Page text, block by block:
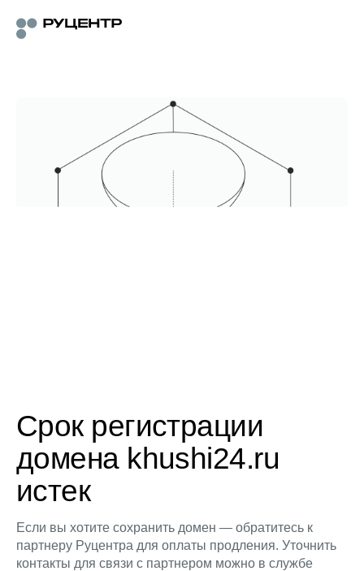
Срок регистрации
домена khushi24.ru
истек
Если вы хотите сохранить домен — обратитесь к
партнеру Руцентра для оплаты продления. Уточнить
контакты для связи с партнером можно в службе